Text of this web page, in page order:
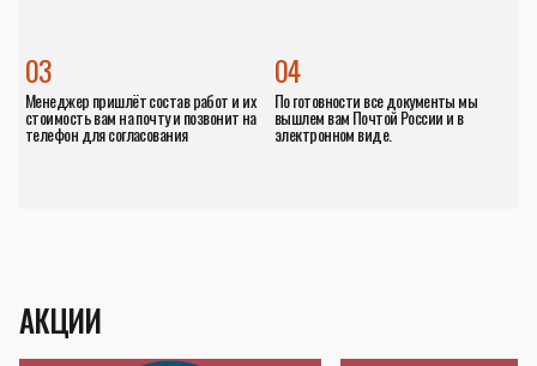
04
По готовности все документы мы
вышлем вам Почтой России и в
электронном виде.
03
Менеджер пришлёт состав работ и их
стоимость вам на почту и позвонит на
телефон для согласования
АКЦИИ